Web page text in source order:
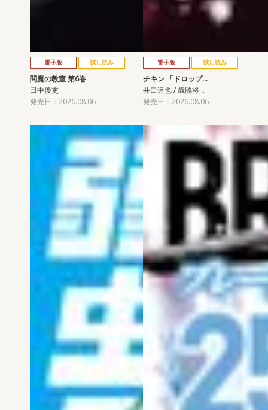
電子版 試し読み
閻魔の教室 第6巻
田中優吏
発売日：2026.08.06
電子版 試し読み
チキン 「ドロップ…
井口達也 / 歳脇将…
発売日：2026.08.06